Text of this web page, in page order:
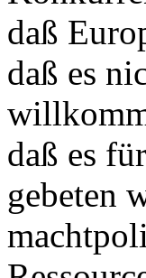
daß
daß es
daß es
gebeten